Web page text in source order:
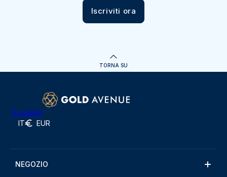
Iscriviti ora
TORNA SU
Trustpilot
IT EUR
NEGOZIO